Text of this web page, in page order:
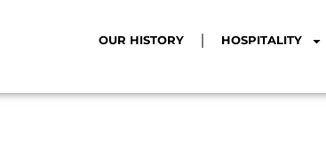
OUR HISTORY HOSPITALITY